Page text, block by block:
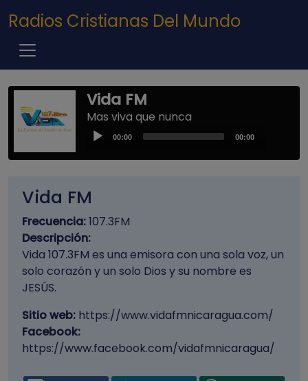
Pasar al contenido principal
Radios Cristianas Del Mundo
Vida FM
Mas viva que nunca
Audio00:00 00:00
Vida FM
Frecuencia:107.3FM
Descripción:
Vida 107.3FM es una emisora con una sola voz, un
solo corazón y un solo Dios y su nombre es
JESÚS.
Sitio web: https://www.vidafmnicaragua.com/
Facebook:
https://www.facebook.com/vidafmnicaragua/